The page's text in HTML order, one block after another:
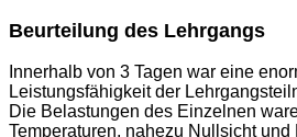
Beurteilung des Lehrgangs
Innerhalb von 3 Tagen war eine
Leistungsfähigkeit der
Die Belastungen des Einzelnen
Temperaturen, nahezu Nullsicht